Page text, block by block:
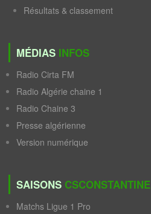
Résultats & classement
MÉDIAS INFOS
Radio Cirta FM
Radio Algérie chaine 1
Radio Chaine 3
Presse algérienne
Version numérique
SAISONS CSCONSTANTINE
Matchs Ligue 1 Pro